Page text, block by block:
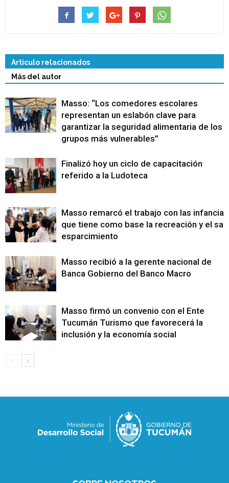
Artículo relacionados
Más del autor
Masso: “Los comedores escolares
representan un eslabón clave para
garantizar la seguridad alimentaria de los
grupos más vulnerables”
Finalizó hoy un ciclo de capacitación
referido a la Ludoteca
Masso remarcó el trabajo con las infancias
que tiene como base la recreación y el
esparcimiento
Masso recibió a la gerente nacional de
Banca Gobierno del Banco Macro
Masso firmó un convenio con el Ente
Tucumán Turismo que favorecerá la
inclusión y la economía social